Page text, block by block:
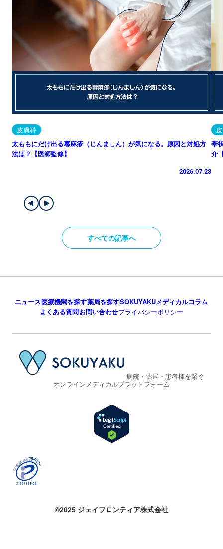
皮膚科
太ももにだけ出る蕁麻疹（じんましん）が気になる。原因と対処方
法は？【医師監修】
2026.07.23
帯
介
すべての記事へ
ニュース医療機関を探す薬局を探すSOKUYAKUメディカルコラム
よくある質問お問い合わせプライバシーポリシー
病院・薬局・患者様を繋ぐ
オンラインメディカルプラットフォーム
©2025 ジェイフロンティア株式会社